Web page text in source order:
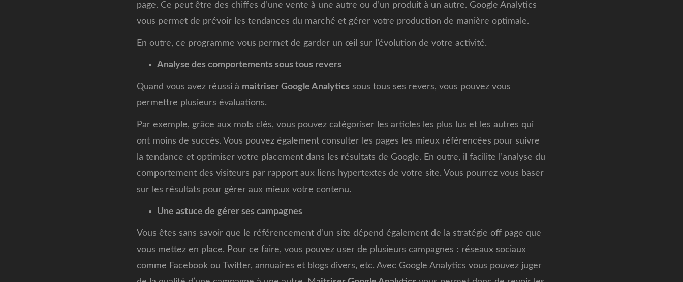
page. Ce peut être des chiffes d’une vente à une autre ou d’un produit à un autre. Google Analytics
vous permet de prévoir les tendances du marché et gérer votre production de manière optimale.
En outre, ce programme vous permet de garder un œil sur l’évolution de votre activité.
Analyse des comportements sous tous revers
Quand vous avez réussi à maitriser Google Analyticssous tous ses revers, vous pouvez vous
permettre plusieurs évaluations.
Par exemple, grâce aux mots clés, vous pouvez catégoriser les articles les plus lus et les autres qui
ont moins de succès. Vous pouvez également consulter les pages les mieux référencées pour suivre
la tendance et optimiser votre placement dans les résultats de Google. En outre, il facilite l’analyse du
comportement des visiteurs par rapport aux liens hypertextes de votre site. Vous pourrez vous baser
sur les résultats pour gérer aux mieux votre contenu.
Une astuce de gérer ses campagnes
Vous êtes sans savoir que le référencement d’un site dépend également de la stratégie off page que
vous mettez en place. Pour ce faire, vous pouvez user de plusieurs campagnes : réseaux sociaux
comme Facebook ou Twitter, annuaires et blogs divers, etc. Avec Google Analytics vous pouvez juger